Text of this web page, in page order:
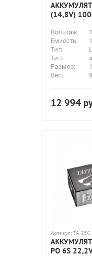
(14,8V)
Вольтаж:
Емкость:
Тип:
Тип:
Размер:
Вес:
12 994
Артикул:TA-
PO 6S